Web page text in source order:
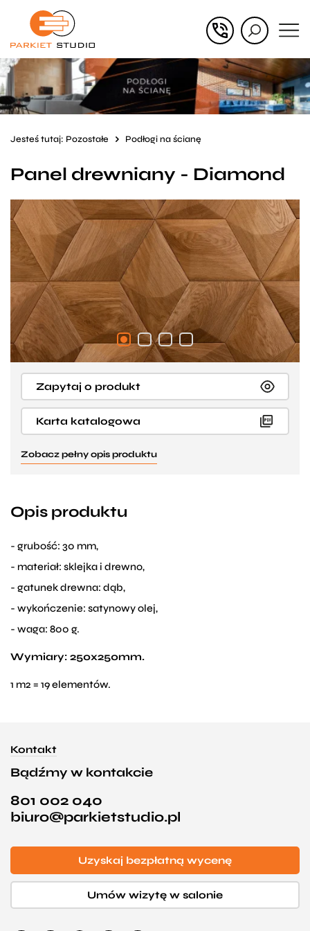
Przejdź
głównego
Przejdź
menu
w
stopce
Jesteś tutaj: Pozostałe Podłogi na ścianę
Panel drewniany - Diamond
Zapytaj o produkt
Karta katalogowa
Zobacz pełny opis produktu
Opis produktu
- grubość: 30 mm,
- materiał: sklejka i drewno,
- gatunek drewna: dąb,
- wykończenie: satynowy olej,
- waga: 800 g.
Wymiary: 250x250mm.
1 m2 = 19 elementów.
Kontakt
Bądźmy w kontakcie
801 002 040
biuro@parkietstudio.pl
Uzyskaj bezpłatną wycenę
Umów wizytę w salonie